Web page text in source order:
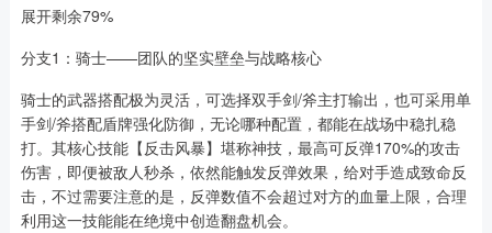
展开剩余79%
分支1：骑士——团队的坚实壁垒与战略核心
骑士的武器搭配极为灵活，可选择双手剑/斧主打输出，也可采用单
手剑/斧搭配盾牌强化防御，无论哪种配置，都能在战场中稳扎稳
打。其核心技能【反击风暴】堪称神技，最高可反弹170%的攻击
伤害，即便被敌人秒杀，依然能触发反弹效果，给对手造成致命反
击，不过需要注意的是，反弹数值不会超过对方的血量上限，合理
利用这一技能能在绝境中创造翻盘机会。